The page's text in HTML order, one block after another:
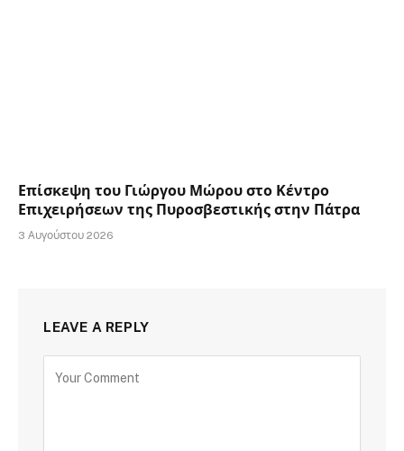
Επίσκεψη του Γιώργου Μώρου στο Κέντρο
Επιχειρήσεων της Πυροσβεστικής στην Πάτρα
3 Αυγούστου 2026
LEAVE A REPLY